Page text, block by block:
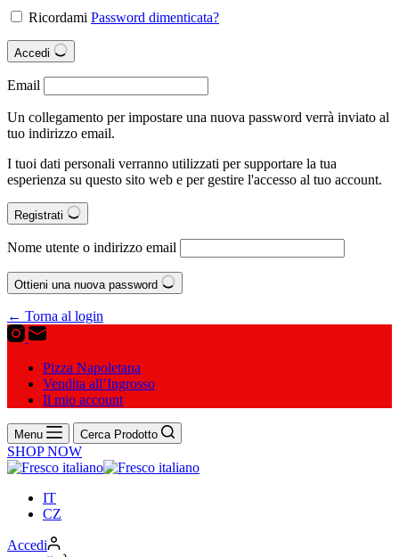
Ricordami Password dimenticata?
Accedi
Email
Un collegamento per impostare una nuova password verrà inviato al
tuo indirizzo email.
I tuoi dati personali verranno utilizzati per supportare la tua
esperienza su questo sito web e per gestire l'accesso al tuo account.
Registrati
Nome utente o indirizzo email
Ottieni una nuova password
← Torna al login
Pizza Napoletana
Vendita all’Ingrosso
Il mio account
Menu Cerca Prodotto
SHOP NOW
IT
CZ
Accedi